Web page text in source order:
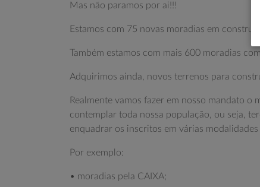
Mas não paramos por ai!!!
Estamos com 75 novas moradias em
Também estamos com mais 600 moradias
Adquirimos ainda, novos terrenos para
Realmente vamos fazer em nosso mandato
contemplar toda nossa população, ou seja,
enquadrar os inscritos em várias modalidades
Por exemplo:
• moradias pela CAIXA;